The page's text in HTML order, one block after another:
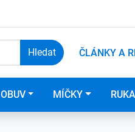
ČLÁNKY A
OBUV MÍČKY